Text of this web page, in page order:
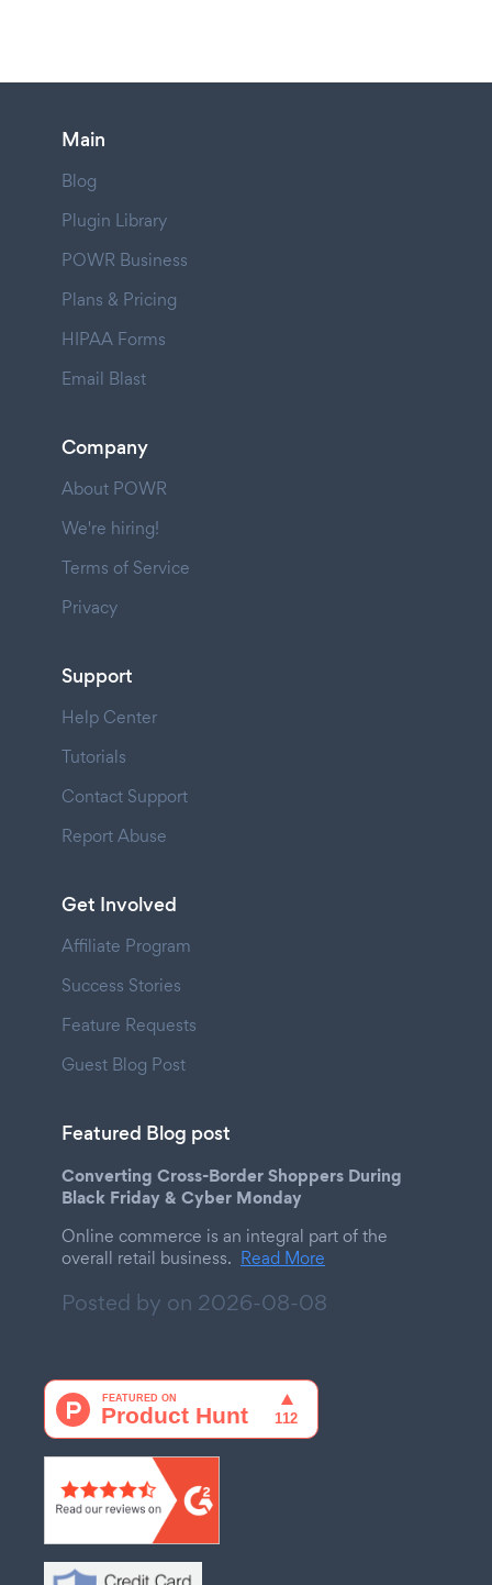
Main
Blog
Plugin Library
POWR Business
Plans & Pricing
HIPAA Forms
Email Blast
Company
About POWR
We're hiring!
Terms of Service
Privacy
Support
Help Center
Tutorials
Contact Support
Report Abuse
Get Involved
Affiliate Program
Success Stories
Feature Requests
Guest Blog Post
Featured Blog post
Converting Cross-Border Shoppers During
Black Friday & Cyber Monday
Online commerce is an integral part of the
overall retail business. Read More
Posted by on 2026-08-08